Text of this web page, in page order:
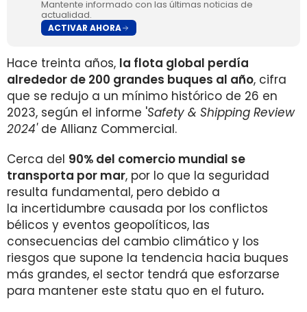
Mantente informado con las últimas noticias de
actualidad.
ACTIVAR AHORA
Hace treinta años, la flota global perdía
alrededor de 200 grandes buques al año, cifra
que se redujo a un mínimo histórico de 26 en
2023, según el informe 'Safety & Shipping Review
2024'de Allianz Commercial.
Cerca del 90% del comercio mundial se
transporta por mar, por lo que la seguridad
resulta fundamental, pero debido a
la incertidumbre causada por los conflictos
bélicos y eventos geopolíticos, las
consecuencias del cambio climático y los
riesgos que supone la tendencia hacia buques
más grandes, el sector tendrá que esforzarse
para mantener este statu quo en el futuro.